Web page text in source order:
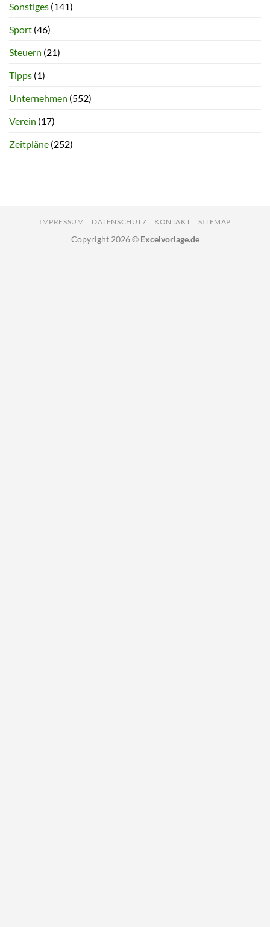
Sonstiges (141)
Sport (46)
Steuern (21)
Tipps (1)
Unternehmen (552)
Verein (17)
Zeitpläne (252)
IMPRESSUM DATENSCHUTZ KONTAKT SITEMAP
Copyright 2026 © Excelvorlage.de